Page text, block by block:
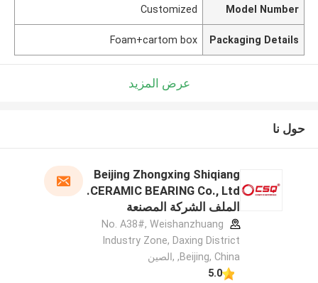
Model Number
Customized
Packaging Details
Foam+cartom box
عرض المزيد
حول نا
Beijing Zhongxing Shiqiang
CERAMIC BEARING Co., Ltd.
الملف الشركة المصنعة
No. A38#, Weishanzhuang
Industry Zone, Daxing District
,Beijing, China ,الصين
5.0